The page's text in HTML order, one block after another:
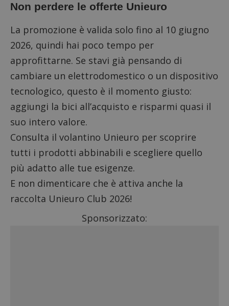
Non perdere le offerte Unieuro
La promozione è valida solo fino al 10 giugno
2026, quindi hai poco tempo per
approfittarne. Se stavi già pensando di
cambiare un elettrodomestico o un dispositivo
tecnologico, questo è il momento giusto:
aggiungi la bici all’acquisto e risparmi quasi il
suo intero valore.
Consulta il volantino Unieuro per scoprire
tutti i prodotti abbinabili e scegliere quello
più adatto alle tue esigenze.
E non dimenticare che è attiva anche la
raccolta Unieuro Club 2026!
Sponsorizzato: